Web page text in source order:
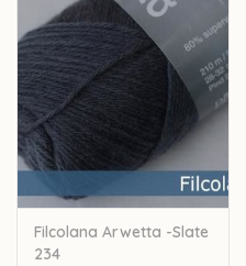
Filcolana Arwetta -Slate
234